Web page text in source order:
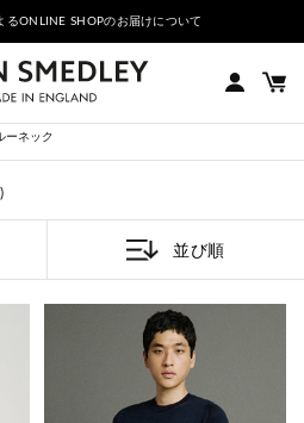
るONLINE SHOPのお届けについて
ーネック
並び順